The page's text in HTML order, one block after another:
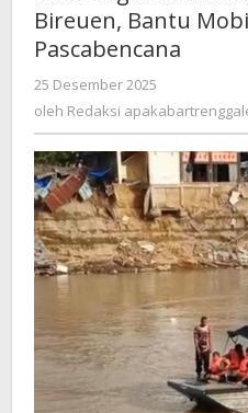
Bireuen, Bantu
Pascabencana
25 Desember 2025
Redaksi
oleh Redaksi